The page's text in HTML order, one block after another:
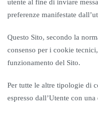
utente al fine di inviare
preferenze manifestate
Questo Sito, secondo la
consenso per i cookie
funzionamento del Sito.
Per tutte le altre tipologie di
espresso dall’Utente con